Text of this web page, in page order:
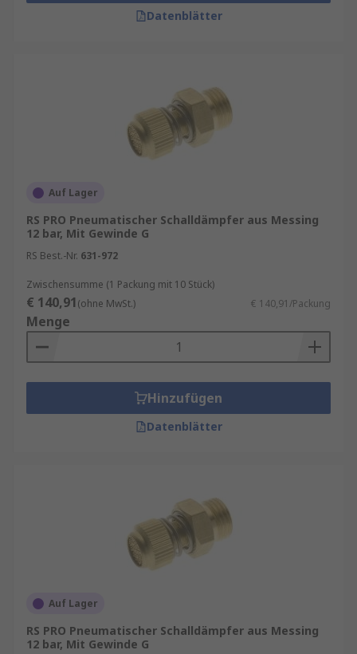
Datenblätter
Auf Lager
RS PRO Pneumatischer Schalldämpfer aus Messing
12 bar, Mit Gewinde G
RS Best.-Nr. 631-972
Zwischensumme (1 Packung mit 10 Stück)
€ 140,91(ohne MwSt.) € 140,91/Packung
Menge
Hinzufügen
Datenblätter
Auf Lager
RS PRO Pneumatischer Schalldämpfer aus Messing
12 bar, Mit Gewinde G